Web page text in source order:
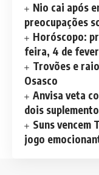
Nio cai após
preocupações
Horóscopo:
feira, 4 de
Trovões e
Osasco
Anvisa veta
dois
Suns vencem
jogo